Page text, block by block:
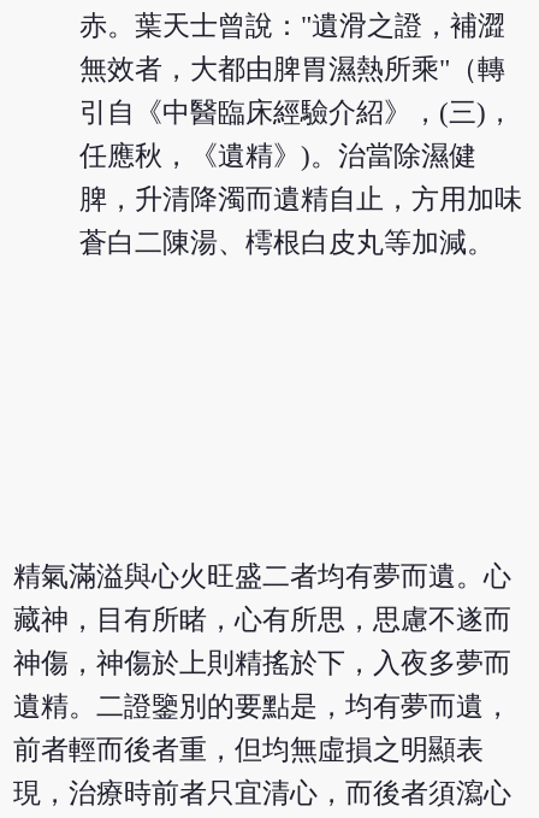
赤。葉天士曾說："遺滑之證，補澀
無效者，大都由脾胃濕熱所乘"（轉
引自《中醫臨床經驗介紹》，(三)，
任應秋，《遺精》)。治當除濕健
脾，升清降濁而遺精自止，方用加味
蒼白二陳湯、樗根白皮丸等加減。
精氣滿溢與心火旺盛二者均有夢而遺。心
藏神，目有所睹，心有所思，思慮不遂而
神傷，神傷於上則精搖於下，入夜多夢而
遺精。二證鑒別的要點是，均有夢而遺，
前者輕而後者重，但均無虛損之明顯表
現，治療時前者只宜清心，而後者須瀉心